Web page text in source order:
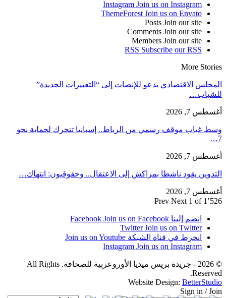
Instagram Join us on Instagram
ThemeForest Join us on Envato
Posts Join our site
Comments Join our site
Members Join our site
RSS Subscribe our RSS
More Stories
المجلس الاقتصادي يدعو للإنصات إلى “التعبيرات الجديدة”
للشباب…
أغسطس 7, 2026
وسط غياب موقف رسمي من الرباط.. إسبانيا تتحرك لحماية نحو
7…
أغسطس 7, 2026
التدوين يقود ناشطا بمراكش إلى الاعتقال.. وحقوقيون: انتهاك…
أغسطس 7, 2026
Prev Next 1 of 1٬526
انضم إلينا Facebook Join us on Facebook
Twitter Join us on Twitter
انخرط في قناة الشبكة Join us on Youtube
Instagram Join us on Instagram
© 2026 - جريدة بريس ميديا الأوروعربية للصحافة. All Rights
Reserved.
Website Design: BetterStudio
Sign in / Join